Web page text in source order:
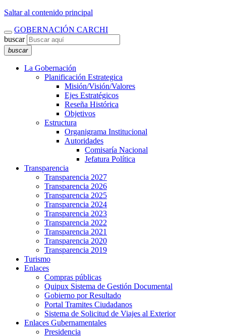
Saltar al contenido principal
GOBERNACIÓN CARCHI
buscar
buscar
La Gobernación
Planificación Estrategica
Misión/Visión/Valores
Ejes Estratégicos
Reseña Histórica
Objetivos
Estructura
Organigrama Institucional
Autoridades
Comisaría Nacional
Jefatura Política
Transparencia
Transparencia 2027
Transparencia 2026
Transparencia 2025
Transparencia 2024
Transparencia 2023
Transparencia 2022
Transparencia 2021
Transparencia 2020
Transparencia 2019
Turismo
Enlaces
Compras públicas
Quipux Sistema de Gestión Documental
Gobierno por Resultado
Portal Tramites Ciudadanos
Sistema de Solicitud de Viajes al Exterior
Enlaces Gubernamentales
Presidencia